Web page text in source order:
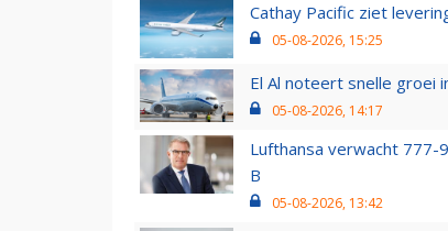
Cathay Pacific ziet
05-08-2026, 15:25
El Al noteert snelle groei
05-08-2026, 14:17
Lufthansa verwacht 777-
B
05-08-2026, 13:42